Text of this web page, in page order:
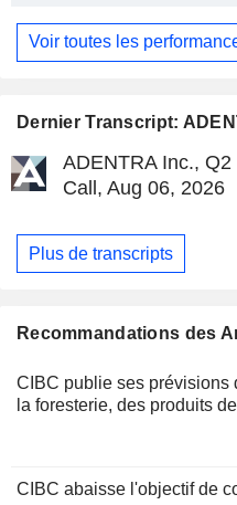
Dernier Transcript:
ADENTRA Inc.,
Call, Aug 06, 2026
Plus de transcripts
Recommandations des
CIBC publie ses prévisions
la foresterie, des produits
CIBC abaisse l'objectif de
Voir toutes les